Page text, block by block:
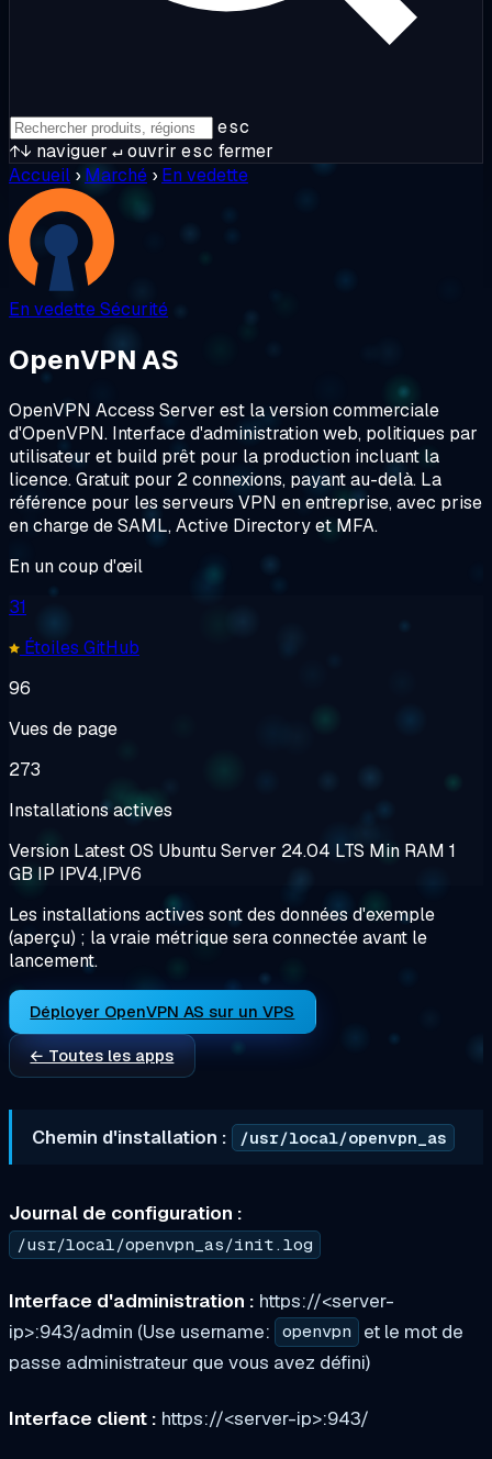
esc
↑↓ naviguer ↵ouvrir esc fermer
Accueil › Marché › En vedette
En vedetteSécurité
OpenVPN AS
OpenVPN Access Server est la version commerciale
d'OpenVPN. Interface d'administration web, politiques par
utilisateur et build prêt pour la production incluant la
licence. Gratuit pour 2 connexions, payant au-delà. La
référence pour les serveurs VPN en entreprise, avec prise
en charge de SAML, Active Directory et MFA.
En un coup d'œil
31
Étoiles GitHub
96
Vues de page
273
Installations actives
Version LatestOS Ubuntu Server 24.04 LTS Min RAM 1
GB IP IPV4,IPV6
Les installations actives sont des données d'exemple
(aperçu) ; la vraie métrique sera connectée avant le
lancement.
Déployer OpenVPN AS sur un VPS
← Toutes les apps
Chemin d'installation : /usr/local/openvpn_as
Journal de configuration :
/usr/local/openvpn_as/init.log
Interface d'administration : https://<server-
ip>:943/admin (Use username:
openvpn
et le mot de
passe administrateur que vous avez défini)
Interface client : https://<server-ip>:943/